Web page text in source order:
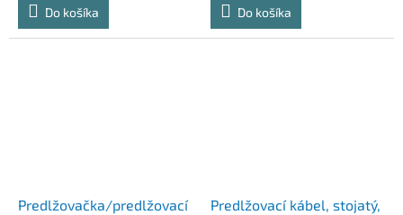
Do košíka Do košíka
Predlžovačka/predlžovací
Predlžovací kábel, stojatý,